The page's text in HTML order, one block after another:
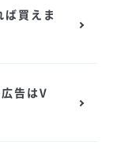
買えま
告はV